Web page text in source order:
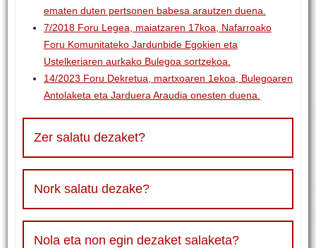
ematen duten pertsonen babesa arautzen duena.
7/2018 Foru Legea, maiatzaren 17koa, Nafarroako
Foru Komunitateko Jardunbide Egokien eta
Ustelkeriaren aurkako Bulegoa sortzekoa.
14/2023 Foru Dekretua, martxoaren 1ekoa, Bulegoaren
Antolaketa eta Jarduera Araudia onesten duena.
Zer salatu dezaket?
Nork salatu dezake?
Nola eta non egin dezaket salaketa?